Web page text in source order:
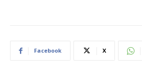
Facebook X